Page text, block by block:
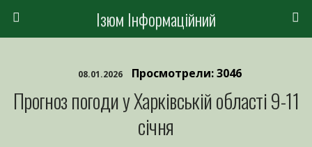
Ізюм Інформаційний
08.01.2026 Просмотрели: 3046
Прогноз погоди у Харківській області 9-11
січня